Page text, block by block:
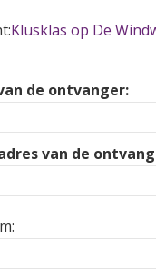
Klusklas op De
de ontvanger:
van de